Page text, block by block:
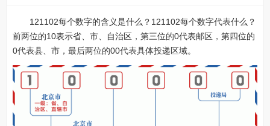
121102每个数字的含义是什么？121102每个数字代表什么？
前两位的10表示省、市、自治区，第三位的0代表邮区，第四位的
0代表县、市，最后两位的00代表具体投递区域。